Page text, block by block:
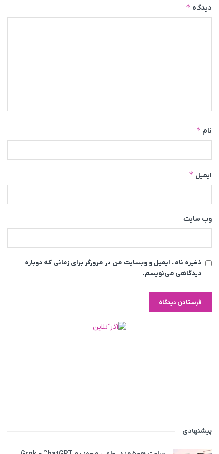
دیدگاه *
نام *
ایمیل *
وب‌ سایت
ذخیره نام، ایمیل و وبسایت من در مرورگر برای زمانی که دوباره
دیدگاهی می‌نویسم.
پیشنهادی